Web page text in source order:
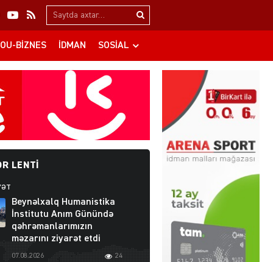
Search…
BIZNES İDMAN SOSIAL
LENTI
Beynəlxalq Humanistika
İnstitutu Anım Günündə
qəhrəmanlarımızın
məzarını ziyarət etdi
07.08.2026 24